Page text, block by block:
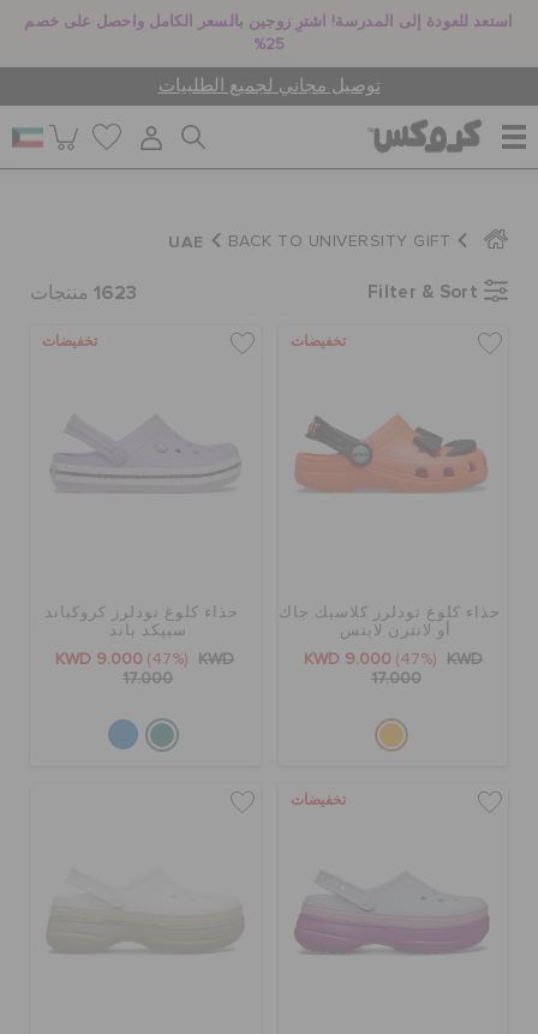
استعد للعودة إلى المدرسة! اشترِ زوجين بالسعر الكامل واحصل على خصم
25%
توصيل مجاني لجميع الطلبيات
للرجال
جيبيتز تشارمز
تسجيل الدخول / اشتراك
تحديد موقع المتجر
BACK TO UNIVERSITY GIFT
UAE
Filter & Sort
1623 منتجات
تخفيضات
حذاء كلوغ تودلرز كلاسيك جاك
أو لانترن لايتس
KWD 9.000 (47%)
KWD
17.000
تخفيضات
حذاء كلوغ تودلرز كروكباند
سبيكد باند
KWD 9.000 (47%)
KWD
17.000
تخفيضات